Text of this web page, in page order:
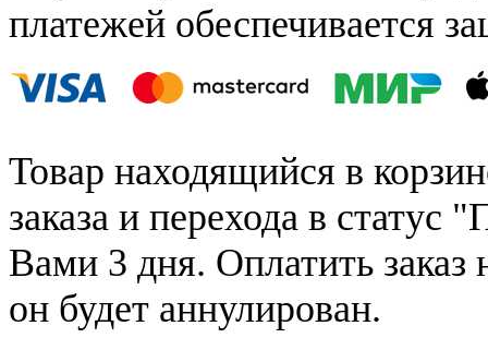
платежей обеспечивается
Товар находящийся в
заказа и перехода в статус
Вами 3 дня. Оплатить заказ
он будет аннулирован.